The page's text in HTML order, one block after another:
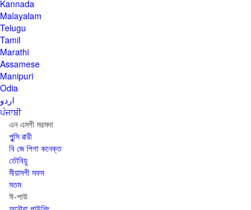
Kannada
Malayalam
Telugu
Tamil
Marathi
Assamese
Manipuri
Odia
اردو
ਪੰਜਾਬੀ
এন এমগী মরমদা
পুন্সি ৱারী
বি জে পিগা কনেক্ত
তৌবিয়ু
মীয়ামগী মফম
মতম
ঈ-পাউ